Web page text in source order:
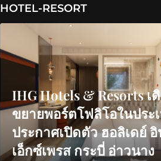
HOTEL-RESORT
IHG Hotels & Resorts เ
ขยายพอร์ตโฟลิโอในประ
ประกาศเปิดตัว ฮอลิเดย์
เอ็กซ์เพรส กระบี่ อ่าวนาง